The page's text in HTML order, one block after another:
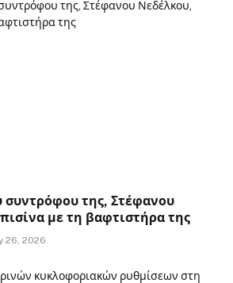
συντρόφου της, Στέφανου
με τη βαφτιστήρα της
26, 2026